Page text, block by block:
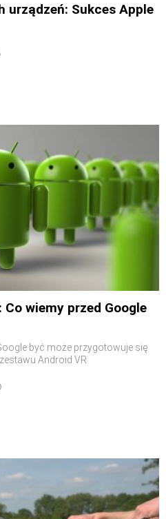
urządzeń: Sukces Apple
wiemy przed Google
być może przygotowuje się
Android VR